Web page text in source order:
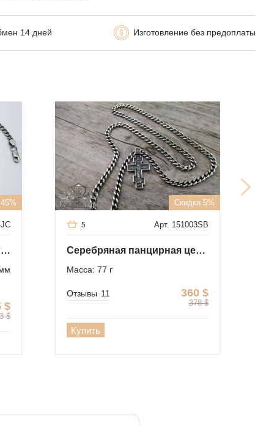
14 дней Изготовление без предоплаты
Панцирная цепочка (панцирь)
$
$
Скидка 5%
Арт. 151003SB
5
Серебряная панцирная цепочка с крестиком
Масса: 77 г
360 $
378 $
Отзывы 11
Купить